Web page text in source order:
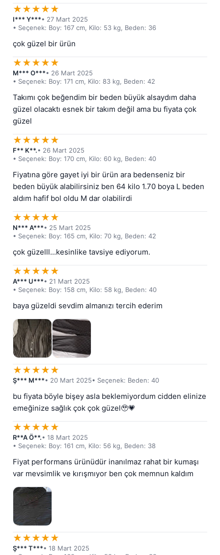
★★★★★
I*** Y***• 27 Mart 2025
• Seçenek: Boy: 167 cm, Kilo: 53 kg, Beden: 36
çok güzel bir ürün
★★★★★
M*** O***• 26 Mart 2025
• Seçenek: Boy: 171 cm, Kilo: 83 kg, Beden: 42
Takımı çok beğendim bir beden büyük alsaydım daha
güzel olacaktı esnek bir takım değil ama bu fiyata çok
güzel
★★★★★
F** K**.• 26 Mart 2025
• Seçenek: Boy: 170 cm, Kilo: 60 kg, Beden: 40
Fiyatına göre gayet iyi bir ürün ara bedenseniz bir
beden büyük alabilirsiniz ben 64 kilo 1.70 boya L beden
aldım hafif bol oldu M dar olabilirdi
★★★★★
N*** A***• 25 Mart 2025
• Seçenek: Boy: 165 cm, Kilo: 70 kg, Beden: 42
çok güzelll...kesinlike tavsiye ediyorum.
★★★★★
A*** U***• 21 Mart 2025
• Seçenek: Boy: 158 cm, Kilo: 58 kg, Beden: 40
baya güzeldi sevdim almanızı tercih ederim
★★★★★
Ş*** M***• 20 Mart 2025• Seçenek: Beden: 40
bu fiyata böyle bişey asla beklemiyordum cidden elinize
emeğinize sağlık çok çok güzel🥹💗
★★★★★
R**A Ö**.• 18 Mart 2025
• Seçenek: Boy: 161 cm, Kilo: 56 kg, Beden: 38
Fiyat performans ürünüdür inanılmaz rahat bir kumaşı
var mevsimlik ve kırışmıyor ben çok memnun kaldım
★★★★★
Ş*** T***• 18 Mart 2025